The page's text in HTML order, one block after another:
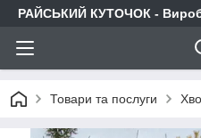
РАЙСЬКИЙ КУТОЧОК -
Товари та послуги